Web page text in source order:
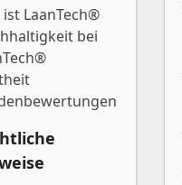
ist LaanTech®
bei